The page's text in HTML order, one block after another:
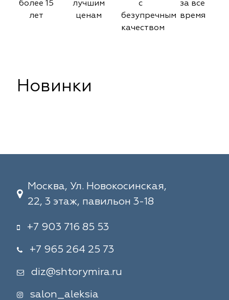
более 15
лет
лучшим
ценам
с
безупречным
качеством
за все
время
Новинки
Москва, Ул. Новокосинская,
22, 3 этаж, павильон 3-18
+7 903 716 85 53
+7 965 264 25 73
diz@shtorymira.ru
salon_aleksia